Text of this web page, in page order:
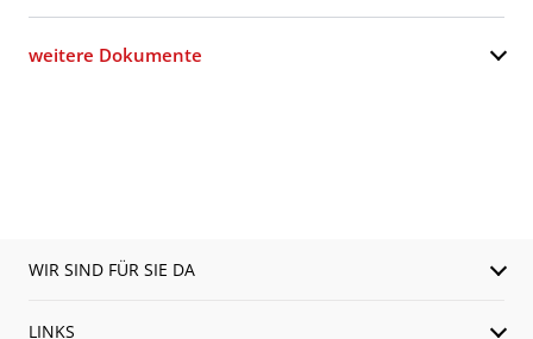
weitere Dokumente
WIR SIND FÜR SIE DA
LINKS